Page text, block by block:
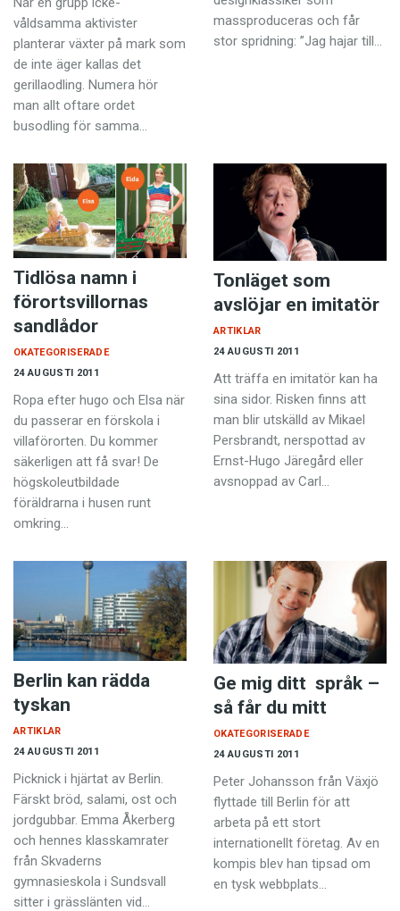
våldsamma aktivister
planterar växter på mark som
de inte äger kallas det
gerillaodling. Numera hör
man allt oftare ordet
busodling för samma…
massproduceras och får
stor spridning: ”Jag hajar till…
Tidlösa namn i
förortsvillornas
sandlådor
24 AUGUSTI 2011
OKATEGORISERADE
Ropa efter hugo och Elsa när
du passerar en förskola i
villaförorten. Du kommer
säkerligen att få svar! De
högskoleutbildade
föräldrarna i husen runt
omkring…
Tonläget som
avslöjar en imitatör
24 AUGUSTI 2011
ARTIKLAR
Att träffa en imitatör kan ha
sina sidor. Risken finns att
man blir utskälld av Mikael
Persbrandt, nerspottad av
Ernst-Hugo Järegård eller
avsnoppad av Carl…
Berlin kan rädda
tyskan
24 AUGUSTI 2011
ARTIKLAR
Picknick i hjärtat av Berlin.
Färskt bröd, salami, ost och
jordgubbar. Emma Åkerberg
och hennes klasskamrater
från Skvaderns
gymnasieskola i Sundsvall
sitter i grässlänten vid…
Ge mig ditt språk –
så får du mitt
24 AUGUSTI 2011
OKATEGORISERADE
Peter Johansson från Växjö
flyttade till Berlin för att
arbeta på ett stort
internationellt företag. Av en
kompis blev han tipsad om
en tysk webbplats…